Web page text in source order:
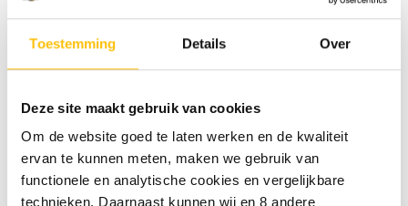
Toestemming Details Over
Deze site maakt gebruik van cookies
Om de website goed te laten werken en de kwaliteit
ervan te kunnen meten, maken we gebruik van
functionele en analytische cookies en vergelijkbare
technieken. Daarnaast kunnen wij en 8 andere
La Trappe Witte Trappist
Lichtblond, troebel en met een stevige
schuimkraag. Zacht moutig, licht zurig en
prikkelend door het koolzuurgehalte. Een
doordrinkbare, frisse dorstlesser. Te bestellen per